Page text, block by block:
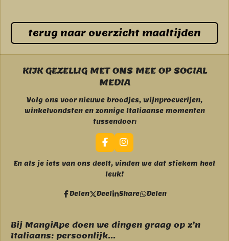
n
e
n
terug naar overzicht maaltijden
KIJK GEZELLIG MET ONS MEE OP SOCIAL
MEDIA
Volg ons voor nieuwe broodjes, wijnproeverijen,
winkelvondsten en zonnige Italiaanse momenten
tussendoor:
F
a
c
e
b
o
I
n
s
t
a
r
En als je iets van ons deelt, vinden we dat stiekem heel
leuk!
Delen Deel Share Delen
Bij MangiApe doen we dingen graag op z’n
Italiaans: persoonlijk...